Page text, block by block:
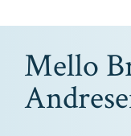
Mello